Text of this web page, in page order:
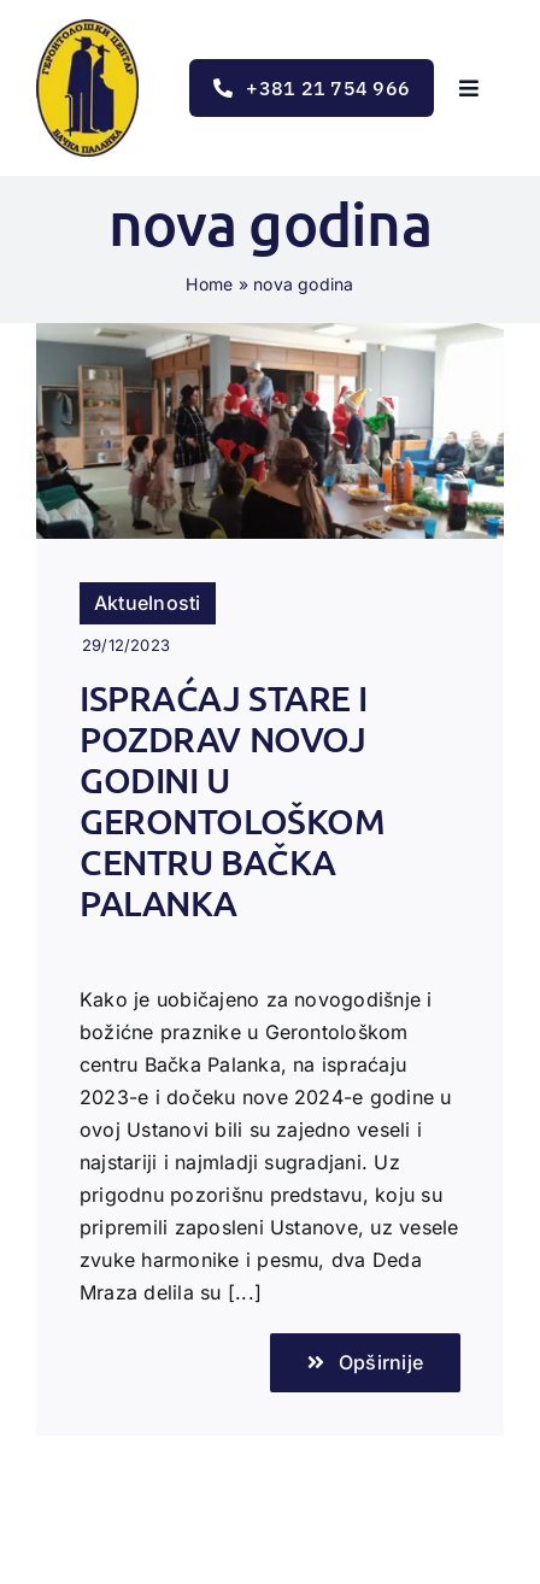
content
+381 21 754 966
Toggle
Obaveštenja
Javne nabavke
Kontakt
nova godina
Home » nova godina
Aktuelnosti
29/12/2023
ISPRAĆAJ STARE I
POZDRAV NOVOJ
GODINI U
GERONTOLOŠKOM
CENTRU BAČKA
PALANKA
Kako je uobičajeno za novogodišnje i
božićne praznike u Gerontološkom
centru Bačka Palanka, na ispraćaju
2023-e i dočeku nove 2024-e godine u
ovoj Ustanovi bili su zajedno veseli i
najstariji i najmladji sugradjani. Uz
prigodnu pozorišnu predstavu, koju su
pripremili zaposleni Ustanove, uz vesele
zvuke harmonike i pesmu, dva Deda
Mraza delila su [...]
Opširnije